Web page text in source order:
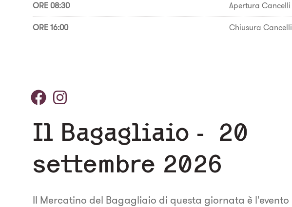
ORE 08:30 Apertura Cancelli
ORE 16:00 Chiusura Cancelli
Il Bagagliaio - 20
settembre 2026
Il Mercatino del Bagagliaio di questa giornata è l'evento